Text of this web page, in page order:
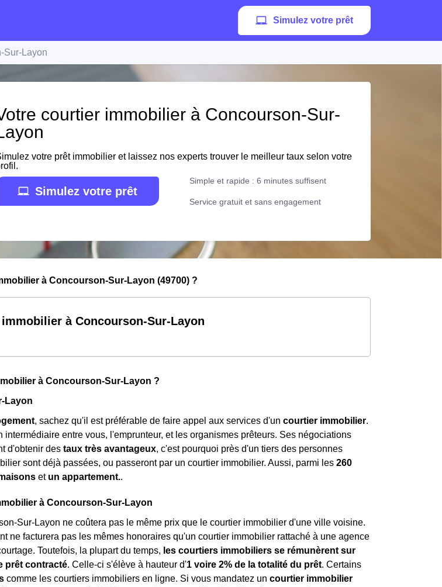
Simulez votre prêt
Sur-Layon
courtier immobilier à Concourson-Sur-
votre prêt immobilier et laissez nos experts trouver le meilleur taux selon votre
Simulez votre prêt
Simple et rapide : 6 minutes suffisent
Service gratuit et sans engagement
à Concourson-Sur-Layon (49700) ?
à Concourson-Sur-Layon
à Concourson-Sur-Layon ?
Layon
, sachez qu'il est préférable de faire appel aux services d'un courtier immobilier.
intermédiaire entre vous, l'emprunteur, et les organismes prêteurs. Ses négociations
d'obtenir des taux très avantageux, c'est pourquoi près d'un tiers des personnes
sont déjà passées, ou passeront par un courtier immobilier. Aussi, parmi les 260
et un appartement..
à Concourson-Sur-Layon
Sur-Layon ne coûtera pas le même prix que le courtier immobilier d'une ville voisine.
ne facturera pas les mêmes honoraires qu'un courtier immobilier rattaché à une agence
Toutefois, la plupart du temps, les courtiers immobiliers se rémunèrent sur
prêt contracté. Celle-ci s'élève à hauteur d'1 voire 2% de la totalité du prêt. Certains
comme les courtiers immobiliers en ligne. Si vous mandatez un courtier immobilier